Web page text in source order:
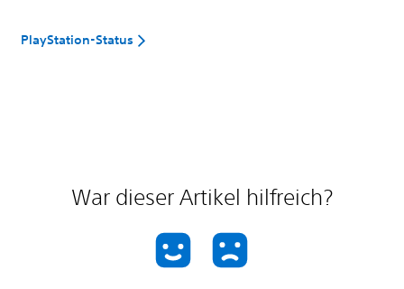
PlayStation-Status
War dieser Artikel hilfreich?